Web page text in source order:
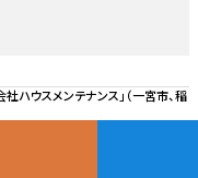
ハウスメンテナンス」（一宮市、稲